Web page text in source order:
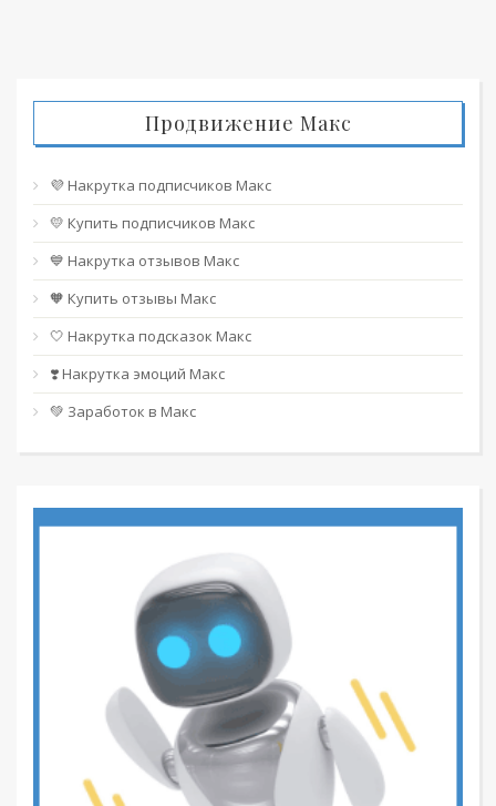
Продвижение Макс
💜 Накрутка подписчиков Макс
💛 Купить подписчиков Макс
💙 Накрутка отзывов Макс
🧡 Купить отзывы Макс
🤍 Накрутка подсказок Макс
❣️ Накрутка эмоций Макс
💚 Заработок в Макс